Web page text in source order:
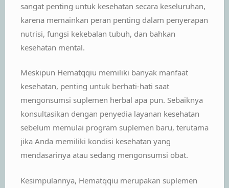
sangat penting untuk kesehatan secara keseluruhan,
karena memainkan peran penting dalam penyerapan
nutrisi, fungsi kekebalan tubuh, dan bahkan
kesehatan mental.
Meskipun Hematqqiu memiliki banyak manfaat
kesehatan, penting untuk berhati-hati saat
mengonsumsi suplemen herbal apa pun. Sebaiknya
konsultasikan dengan penyedia layanan kesehatan
sebelum memulai program suplemen baru, terutama
jika Anda memiliki kondisi kesehatan yang
mendasarinya atau sedang mengonsumsi obat.
Kesimpulannya, Hematqqiu merupakan suplemen